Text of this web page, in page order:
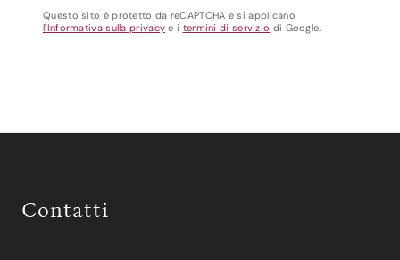
Questo sito è protetto da reCAPTCHA e si applicano
l'Informativa sulla privacy e i termini di servizio di Google.
Contatti